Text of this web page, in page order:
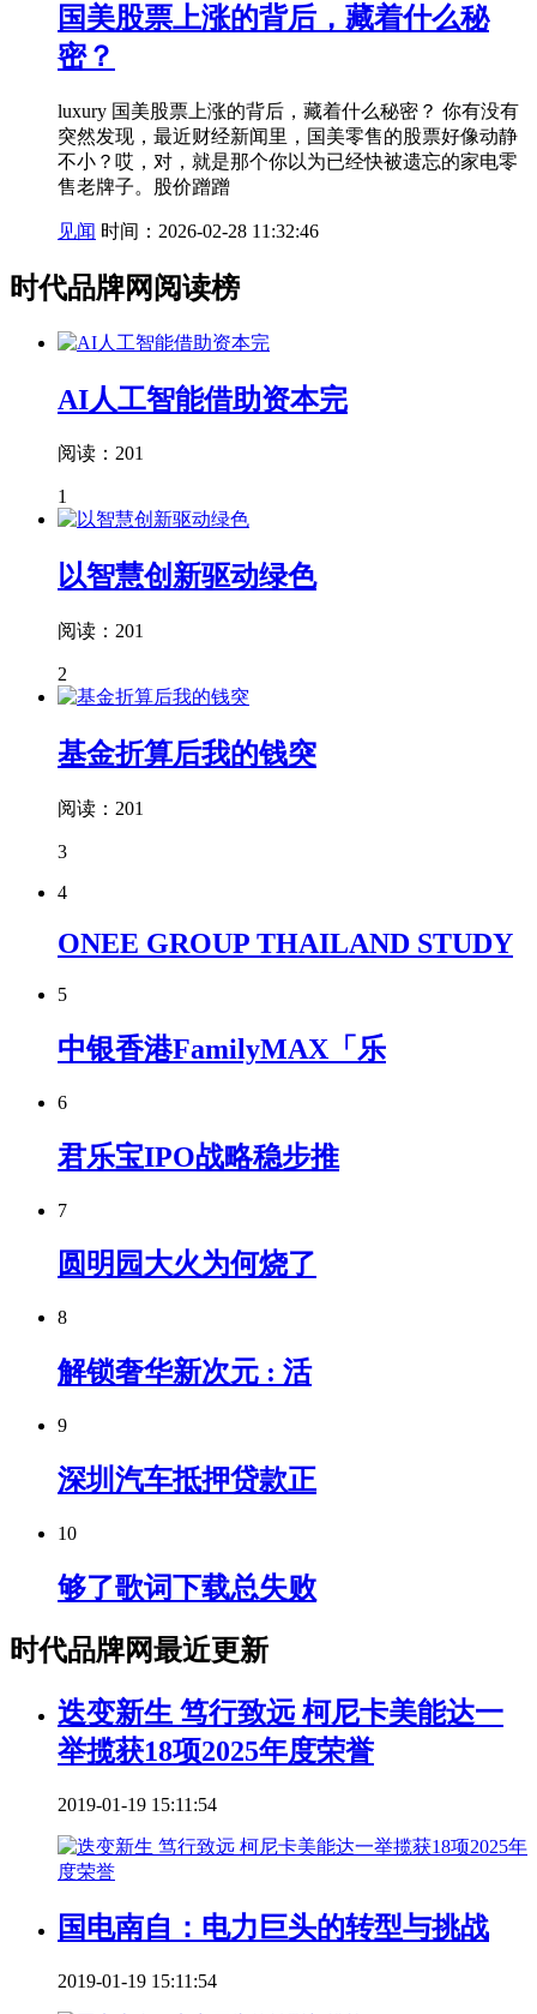
国美股票上涨的背后，藏着什么秘
密？
luxury 国美股票上涨的背后，藏着什么秘密？ 你有没有
突然发现，最近财经新闻里，国美零售的股票好像动静
不小？哎，对，就是那个你以为已经快被遗忘的家电零
售老牌子。股价蹭蹭
见闻 时间：2026-02-28 11:32:46
时代品牌网阅读榜
AI人工智能借助资本完
阅读：201
1
以智慧创新驱动绿色
阅读：201
2
基金折算后我的钱突
阅读：201
3
4
ONEE GROUP THAILAND STUDY
5
中银香港FamilyMAX「乐
6
君乐宝IPO战略稳步推
7
圆明园大火为何烧了
8
解锁奢华新次元 : 活
9
深圳汽车抵押贷款正
10
够了歌词下载总失败
时代品牌网最近更新
迭变新生 笃行致远 柯尼卡美能达一
举揽获18项2025年度荣誉
2019-01-19 15:11:54
国电南自：电力巨头的转型与挑战
2019-01-19 15:11:54